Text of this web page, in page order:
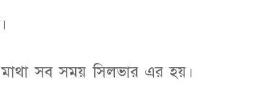
সব সময় সিলভার এর হয়।